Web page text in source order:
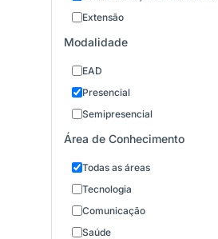
Extensão
Modalidade
EAD
Presencial
Semipresencial
Área de Conhecimento
Todas as áreas
Tecnologia
Comunicação
Saúde